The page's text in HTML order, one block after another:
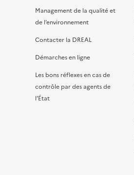
Management de la qualité et
de l’environnement
Contacter la DREAL
Démarches en ligne
Les bons réflexes en cas de
contrôle par des agents de
l’État